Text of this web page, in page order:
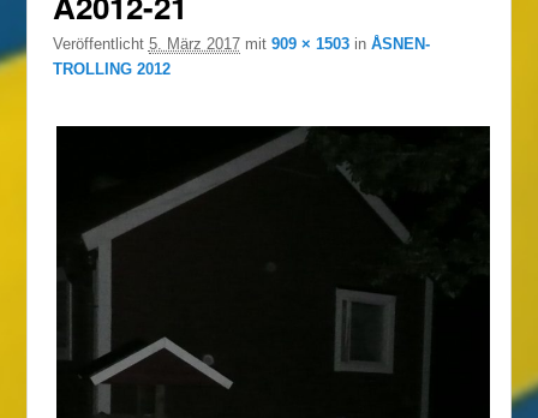
Veröffentlicht 5. März 2017mit 909 × 1503in ÅSNEN-
TROLLING 2012